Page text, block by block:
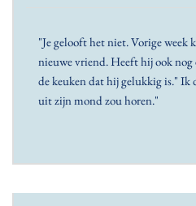
"Je gelooft het niet. Vorige week
nieuwe vriend. Heeft hij ook nog
de keuken dat hij gelukkig is."
uit zijn mond zou horen."